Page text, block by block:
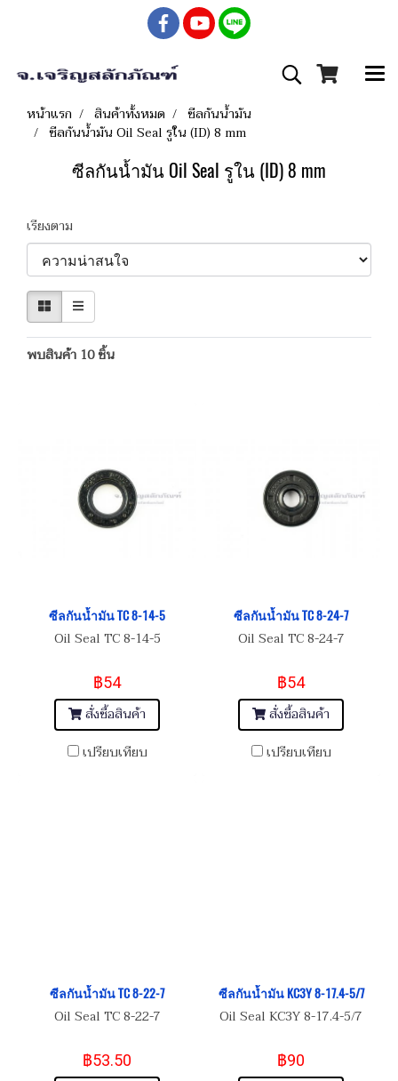
หน้าแรก สินค้าทั้งหมด
ซีลกันน้ำมัน
ซีลกันน้ำมัน Oil Seal รูใน (ID) 8 mm
ซีลกันน้ำมัน Oil Seal รูใน (ID) 8 mm
เรียงตาม
พบสินค้า 10 ชิ้น
ซีลกันน้ำมัน TC 8-14-5
Oil Seal TC 8-14-5
฿54
สั่งซื้อสินค้า
เปรียบเทียบ
ซีลกันน้ำมัน TC 8-24-7
Oil Seal TC 8-24-7
฿54
สั่งซื้อสินค้า
เปรียบเทียบ
ซีลกันน้ำมัน TC 8-22-7
Oil Seal TC 8-22-7
฿53.50
ซีลกันน้ำมัน KC3Y 8-17.4-5/7
Oil Seal KC3Y 8-17.4-5/7
฿90